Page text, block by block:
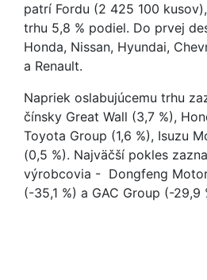
patrí Fordu (2 425 100
trhu 5,8 % podiel. Do prvej
Honda, Nissan, Hyundai,
a Renault.
Napriek oslabujúcemu trhu
čínsky Great Wall (3,7 %),
Toyota Group (1,6 %), Isuzu
(0,5 %). Najväčší pokles
výrobcovia - Dongfeng
(-35,1 %) a GAC Group (-29,9